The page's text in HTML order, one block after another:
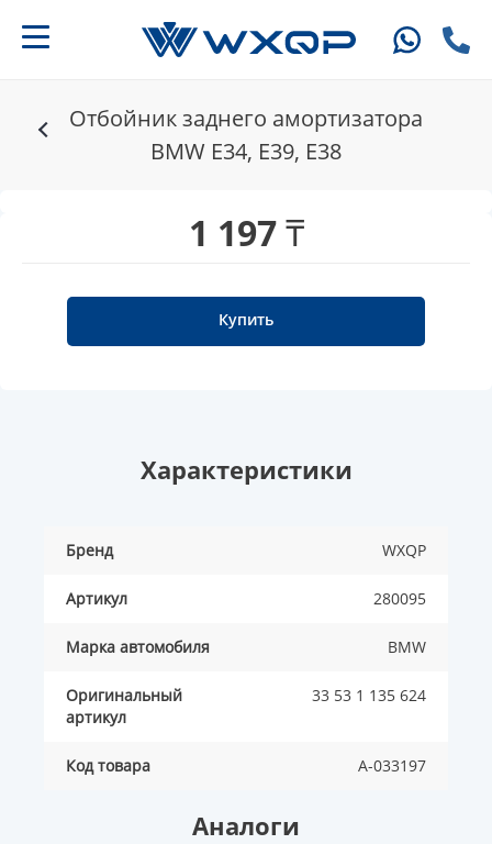
Отбойник заднего амортизатора
BMW E34, E39, E38
1 197 ₸
Купить
Характеристики
Бренд WXQP
Артикул 280095
Марка автомобиля BMW
Оригинальный
артикул
33 53 1 135 624
Код товара A-033197
Аналоги